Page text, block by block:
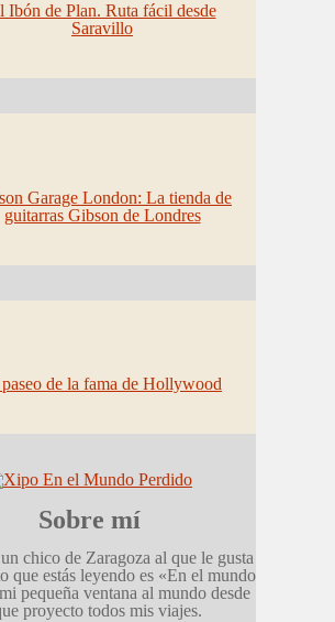
Ibón de Plan. Ruta fácil desde
Saravillo
Garage London: La tienda de
guitarras Gibson de Londres
de la fama de Hollywood
Sobre mí
chico de Zaragoza al que le gusta
que estás leyendo es «En el mundo
pequeña ventana al mundo desde
proyecto todos mis viajes.